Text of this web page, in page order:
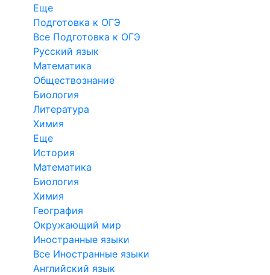
Еще
Подготовка к ОГЭ
Все Подготовка к ОГЭ
Русский язык
Математика
Обществознание
Биология
Литература
Химия
Еще
История
Математика
Биология
Химия
География
Окружающий мир
Иностранные языки
Все Иностранные языки
Английский язык